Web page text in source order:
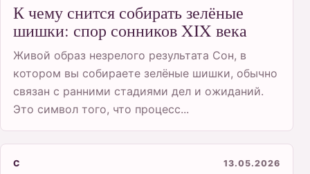
К чему снится собирать зелёные
шишки: спор сонников XIX века
Живой образ незрелого результата Сон, в
котором вы собираете зелёные шишки, обычно
связан с ранними стадиями дел и ожиданий.
Это символ того, что процесс...
С 13.05.2026